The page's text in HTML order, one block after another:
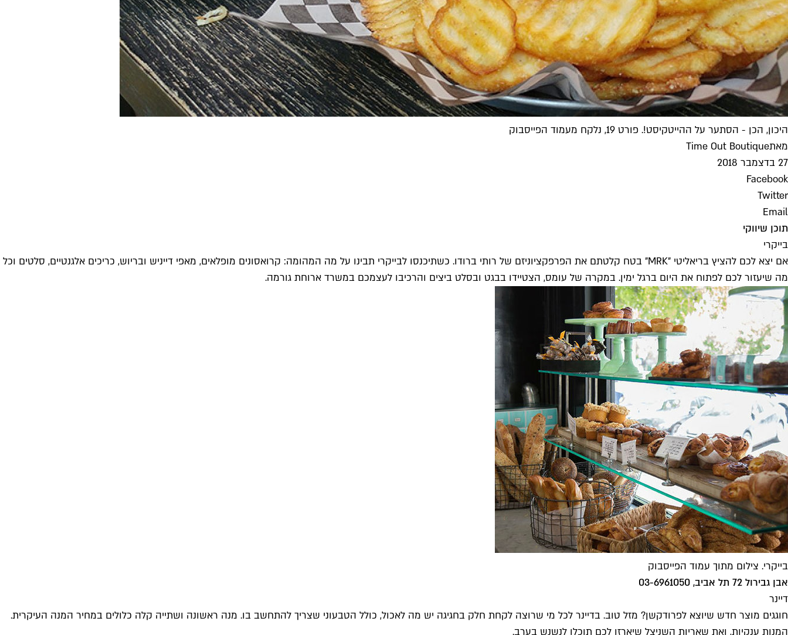
היכון, הכן - הסתער על ההייטקיסט!. פורט 19, נלקח מעמוד הפייסבוק
מאתTime Out Boutique
27 בדצמבר 2018
Facebook
Twitter
Email
תוכן שיווקי
בייקרי
אם יצא לכם להציץ בריאליטי "MRK" בטח קלטתם את הפרפקציוניזם של רותי ברודו. כשתיכנסו לבייקרי תבינו על מה המהומה: קרואסונים מופלאים, מאפי דייניש ובריוש, כריכים אלגנטיים, סלטים וכל
מה שיעזור לכם לפתוח את היום ברגל ימין. במקרה של עומס, הצטיידו בבגט ובסלט ביצים והרכיבו לעצמכם במשרד ארוחת גורמה.
בייקרי. צילום מתוך עמוד הפייסבוק
אבן גבירול 72 תל אביב, 03-6961050
דיינר
חוגגים מוצר חדש שיוצא לפרודקשן? מזל טוב. בדיינר לכל מי שרוצה לקחת חלק בחגיגה יש מה לאכול, כולל הטבעוני שצריך להתחשב בו. מנה ראשונה ושתייה קלה כלולים במחיר המנה העיקרית.
המנות ענקיות, ואת שאריות השניצל שיארזו לכם תוכלו לנשנש בערב.